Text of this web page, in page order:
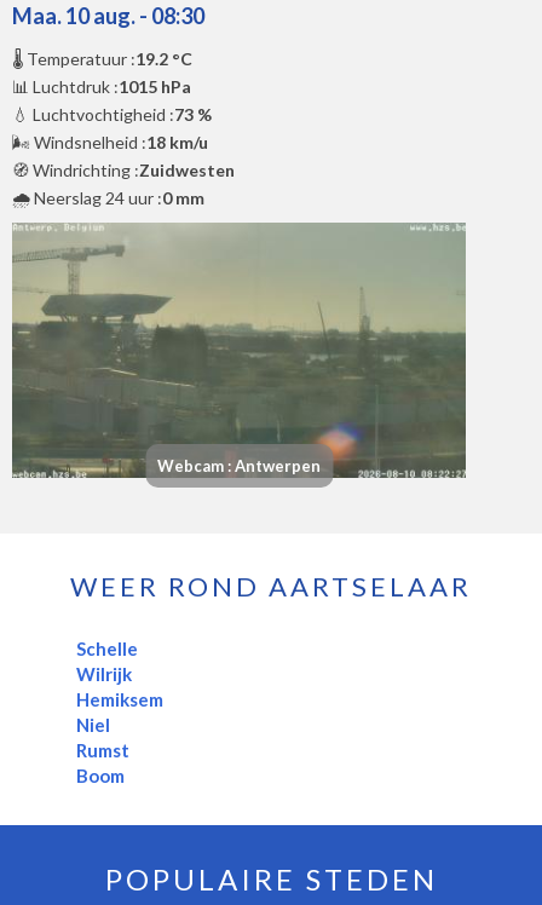
Maa. 10 aug. - 08:30
🌡️ Temperatuur :19.2 °C
📊 Luchtdruk :1015 hPa
💧 Luchtvochtigheid :73 %
🌬️ Windsnelheid :18 km/u
🧭 Windrichting :Zuidwesten
🌧️ Neerslag 24 uur :0 mm
Webcam : Antwerpen
WEER ROND AARTSELAAR
Schelle
Wilrijk
Hemiksem
Niel
Rumst
Boom
POPULAIRE STEDEN